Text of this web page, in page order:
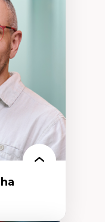
sociale
des
et en
et
la
injustices
famille
pour et avec
personne